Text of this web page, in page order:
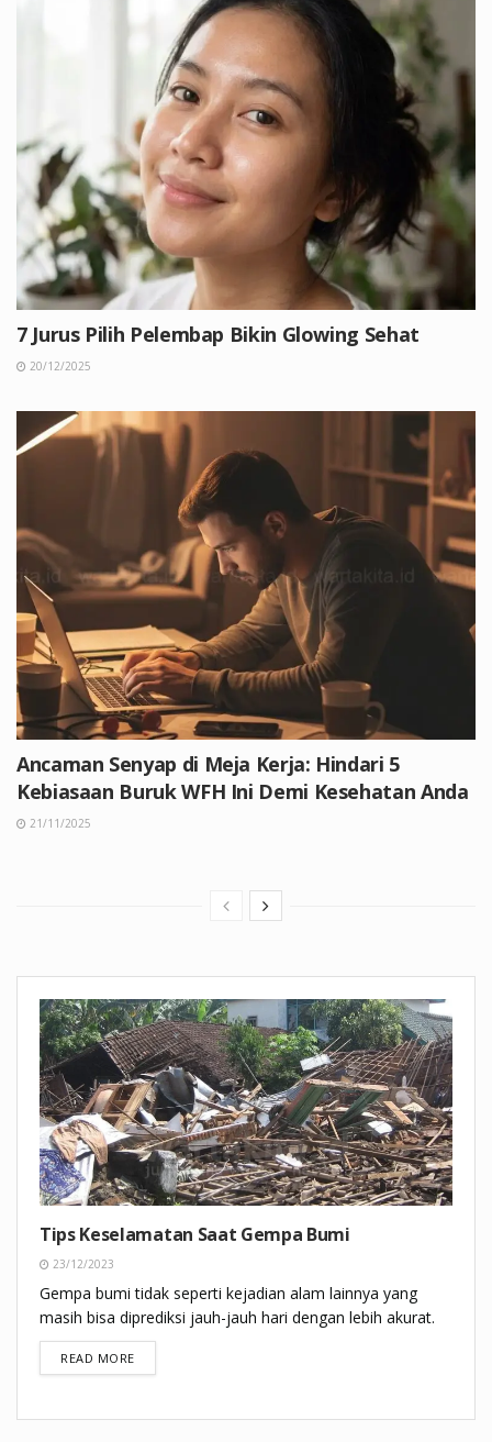
7 Jurus Pilih Pelembap Bikin Glowing Sehat
20/12/2025
Ancaman Senyap di Meja Kerja: Hindari 5
Kebiasaan Buruk WFH Ini Demi Kesehatan Anda
21/11/2025
Tips Keselamatan Saat Gempa Bumi
23/12/2023
Gempa bumi tidak seperti kejadian alam lainnya yang
masih bisa diprediksi jauh-jauh hari dengan lebih akurat.
READ MOREDETAILS